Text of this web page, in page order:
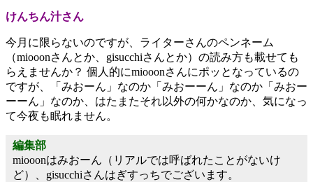
けんちん汁さん
今月に限らないのですが、ライターさんのペンネーム
（miooonさんとか、gisucchiさんとか）の読み方も載せても
らえませんか？ 個人的にmiooonさんにポッとなっているの
ですが、「みおーん」なのか「みおーーん」なのか「みおー
ーーん」なのか、はたまたそれ以外の何かなのか、気になっ
て今夜も眠れません。
編集部
miooonはみおーん（リアルでは呼ばれたことがないけ
ど）、gisucchiさんはぎすっちでございます。